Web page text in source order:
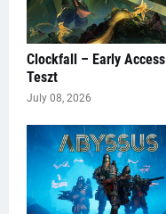
Clockfall – Early Access
Teszt
July 08, 2026